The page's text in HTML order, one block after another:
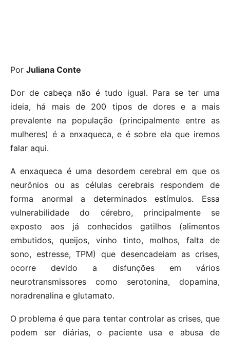
Por Juliana Conte
Dor de cabeça não é tudo igual. Para se ter uma
ideia, há mais de 200 tipos de dores e a mais
prevalente na população (principalmente entre as
mulheres) é a enxaqueca, e é sobre ela que iremos
falar aqui.
A enxaqueca é uma desordem cerebral em que os
neurônios ou as células cerebrais respondem de
forma anormal a determinados estímulos. Essa
vulnerabilidade do cérebro, principalmente se
exposto aos já conhecidos gatilhos (alimentos
embutidos, queijos, vinho tinto, molhos, falta de
sono, estresse, TPM) que desencadeiam as crises,
ocorre devido a disfunções em vários
neurotransmissores como serotonina, dopamina,
noradrenalina e glutamato.
O problema é que para tentar controlar as crises, que
podem ser diárias, o paciente usa e abusa de